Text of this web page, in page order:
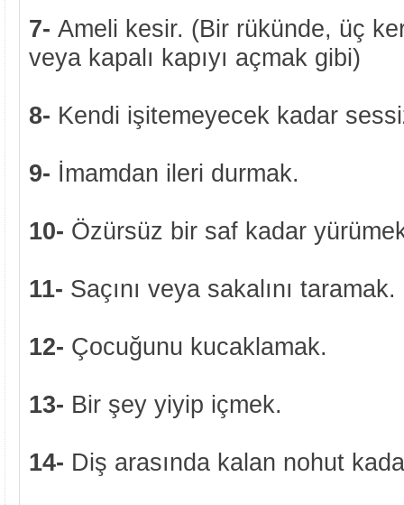
7- Ameli kesir. (Bir rükünde, üç
veya kapalı kapıyı açmak gibi)
8- Kendi işitemeyecek kadar
9- İmamdan ileri durmak.
10- Özürsüz bir saf kadar
11- Saçını veya sakalını taramak.
12- Çocuğunu kucaklamak.
13- Bir şey yiyip içmek.
14- Diş arasında kalan nohut